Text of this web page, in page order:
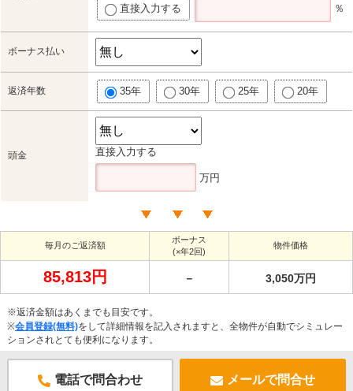
直接入力する ％
ボーナス払い
返済年数 35年 30年 25年 20年
頭金 直接入力する
万円
毎月のご返済額
ボーナス
(×年2回)
物件価格
85,813円 － 3,050万円
※返済金額はあくまでも目安です。
※会員登録(無料)をして詳細情報を記入されますと、全物件が自動でシミュレー
ションされとても便利になります。
電話で問合わせ メールで問合せ